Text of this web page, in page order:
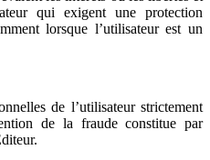
qui exigent une protection
lorsque l’utilisateur est un
de l’utilisateur strictement
de la fraude constitue par